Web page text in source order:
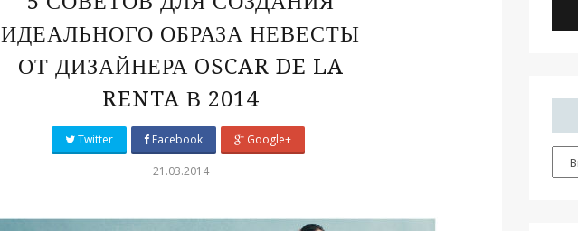
ИДЕАЛЬНОГО ОБРАЗА НЕВЕСТЫ
ОТ ДИЗАЙНЕРА OSCAR DE LA
RENTA В 2014
Twitter Facebook Google+
21.03.2014